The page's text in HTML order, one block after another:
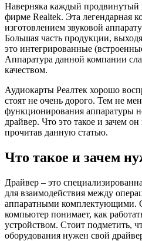
Наверняка каждый продвинутый
фирме Realtek. Эта легендарная
изготовлением звуковой
Большая часть продукции,
это интегрированные
Аппаратура данной компании
качеством.
Аудиокарты Реалтек хорошо
стоят не очень дорого. Тем не
функционирования аппаратуры
драйвер. Что это такое и зачем
прочитав данную статью.
Что такое и зачем
Драйвер – это
для взаимодействия между
аппаратными комплектующими.
компьютер понимает, как
устройством. Стоит подметить,
оборудования нужен свой